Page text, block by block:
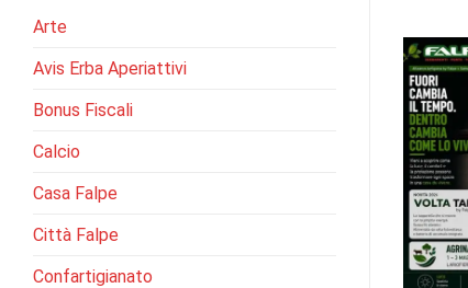
Arte
Avis Erba Aperiattivi
Bonus Fiscali
Calcio
Casa Falpe
Città Falpe
Confartigianato